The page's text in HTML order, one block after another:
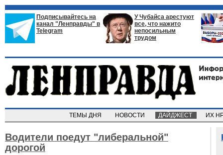
Подписывайтесь на
канал "Ленправды" в
Telegram
У Чубайса арестуют
все, что нажито
непосильным
трудом
ТЕМЫ ДНЯ НОВОСТИ ДАЙДЖЕСТ ИХ
Водители поедут "либеральной"
дорогой